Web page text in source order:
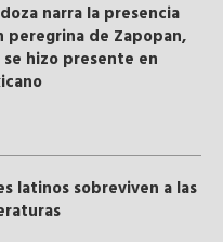
narra la presencia
peregrina de Zapopan,
se hizo presente en
latinos sobreviven a las